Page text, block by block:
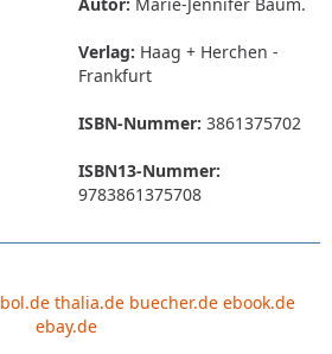
Verlag: Haag + Herchen -
Frankfurt
ISBN-Nummer: 3861375702
ISBN13-Nummer:
9783861375708
bol.de thalia.de buecher.de ebook.de
ebay.de